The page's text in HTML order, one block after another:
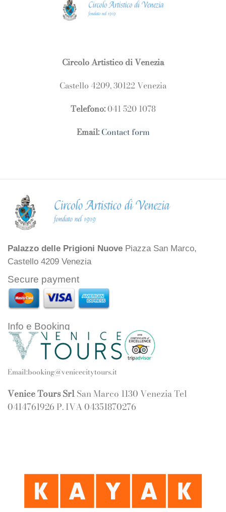
Circolo Artistico di Venezia
Castello 4209, 30122 Venezia
Telefono:041 520 1078
Email: Contact form
Palazzo delle Prigioni Nuove Piazza San Marco,
Castello 4209 Venezia
Secure payment
Info e Booking
Email:booking@venicecitytours.it
Venice Tours SrlSan Marco 1130 Venezia Tel
0414761926 P. IVA 04351870276